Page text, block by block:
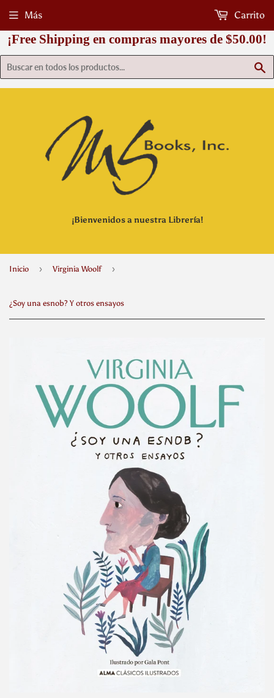
¡Free Shipping en compras mayores de $50.00!
¡Bienvenidos a nuestra Librería!
Más Carrito
Inicio › Virginia Woolf ›
¿Soy una esnob? Y otros ensayos